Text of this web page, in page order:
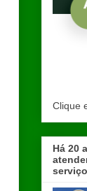
Clique
Há 20